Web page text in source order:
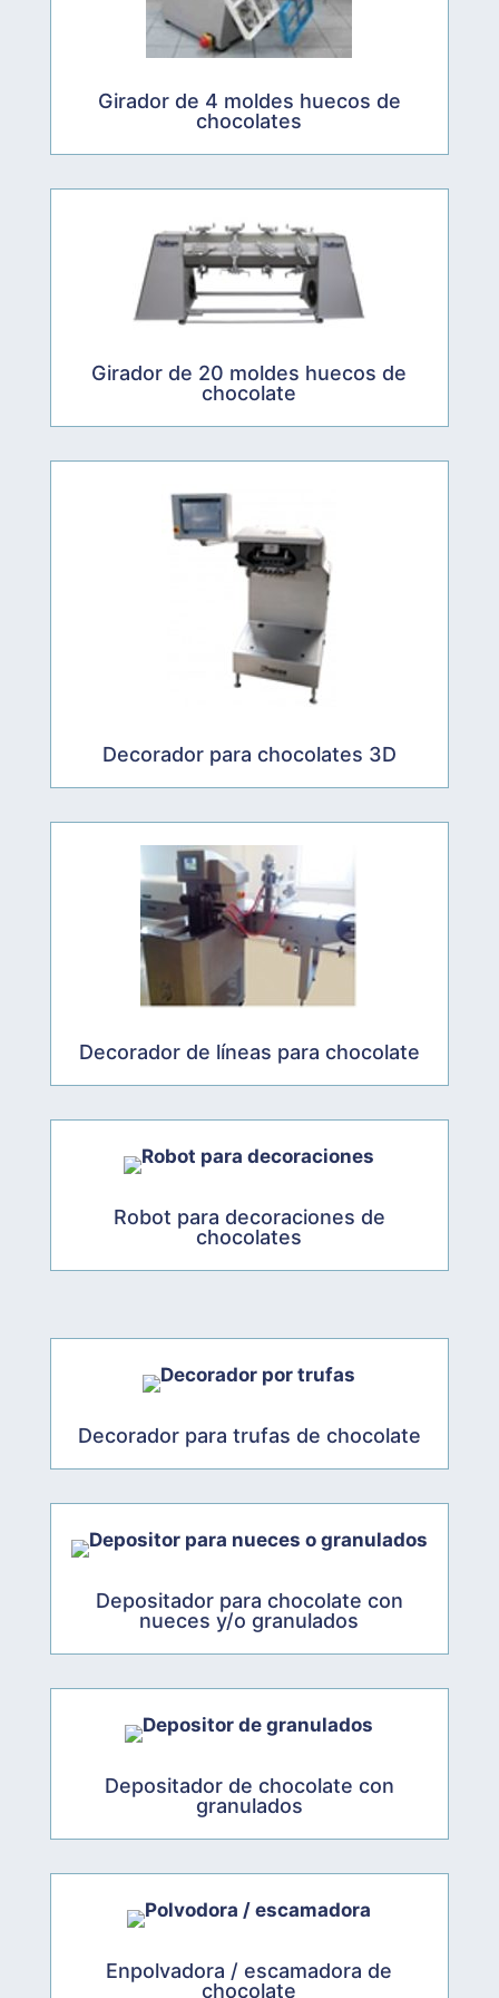
Girador de 4 moldes huecos de
chocolates
Girador de 20 moldes huecos de
chocolate
Decorador para chocolates 3D
Decorador de líneas para chocolate
Robot para decoraciones de
chocolates
Decorador para trufas de chocolate
Depositador para chocolate con
nueces y/o granulados
Depositador de chocolate con
granulados
Enpolvadora / escamadora de
chocolate